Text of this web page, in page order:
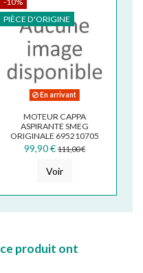
PIÈCE D'ORIGINE
En arrivant
MOTEUR CAPPA
ASPIRANTE SMEG
ORIGINALE 695210705
99,90 € 111,00 €
Voir
produit ont